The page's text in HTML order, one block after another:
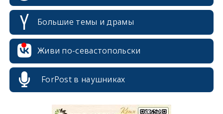
Большие темы и драмы
Живи по-севастопольски
ForPost в наушниках